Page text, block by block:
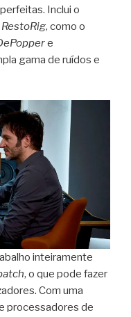
Inclui o
RestoRig, como o
e
gama de ruídos e
inteiramente
, o que pode fazer
Com uma
processadores de